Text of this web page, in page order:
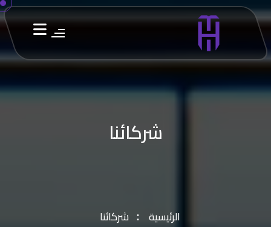
شركائنا
الرئيسية شركائنا